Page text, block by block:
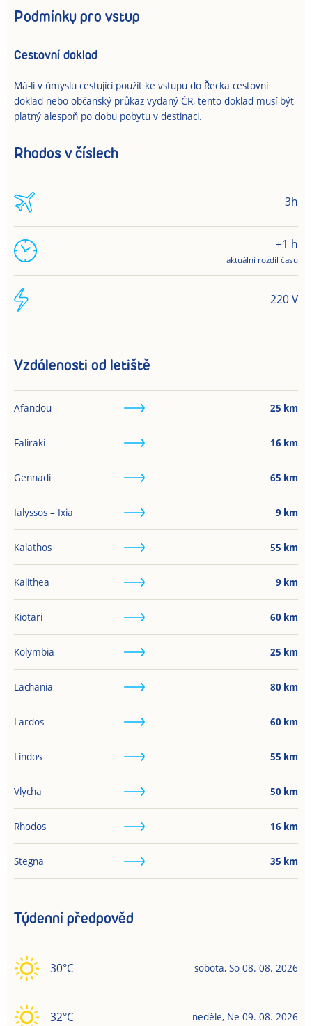
Podmínky pro vstup
Cestovní doklad
Má-li v úmyslu cestující použít ke vstupu do Řecka cestovní
doklad nebo občanský průkaz vydaný ČR, tento doklad musí být
platný alespoň po dobu pobytu v destinaci.
Rhodos v číslech
3h
+1 h
aktuální rozdíl času
220 V
Vzdálenosti od letiště
Afandou 25 km
Faliraki 16 km
Gennadi 65 km
Ialyssos – Ixia 9 km
Kalathos 55 km
Kalithea 9 km
Kiotari 60 km
Kolymbia 25 km
Lachania 80 km
Lardos 60 km
Lindos 55 km
Vlycha 50 km
Rhodos 16 km
Stegna 35 km
Týdenní předpověd
30°C sobota, So 08. 08. 2026
32°C neděle, Ne 09. 08. 2026